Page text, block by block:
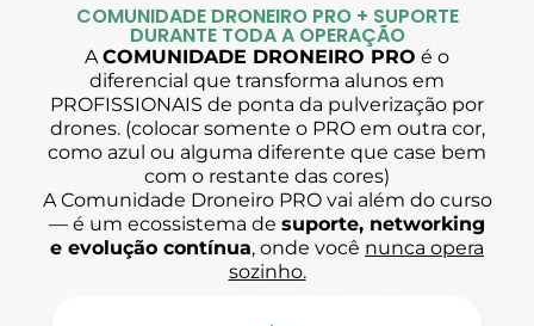
COMUNIDADE DRONEIRO PRO + SUPORTE
DURANTE TODA A OPERAÇÃO
ACOMUNIDADE DRONEIRO PRO é o
diferencial que transforma alunos em
PROFISSIONAIS de ponta da pulverização por
drones. (colocar somente o PRO em outra cor,
como azul ou alguma diferente que case bem
com o restante das cores)
A Comunidade Droneiro PRO vai além do curso
— é um ecossistema de suporte, networking
e evolução contínua, onde você nunca opera
sozinho.